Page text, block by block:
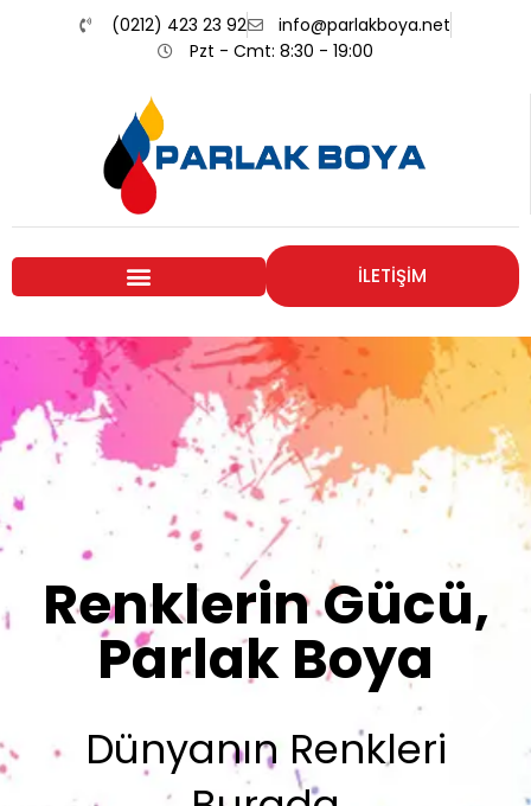
(0212) 423 23 92
info@parlakboya.net
Pzt - Cmt: 8:30 - 19:00
İLETİŞİM
Renklerimiz
Sizin İmzanız
Olsun